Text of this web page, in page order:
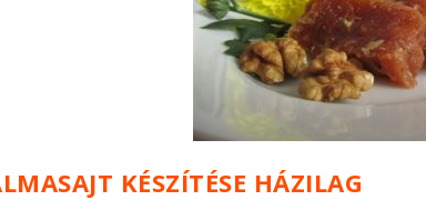
KÉSZÍTÉSE HÁZILAG